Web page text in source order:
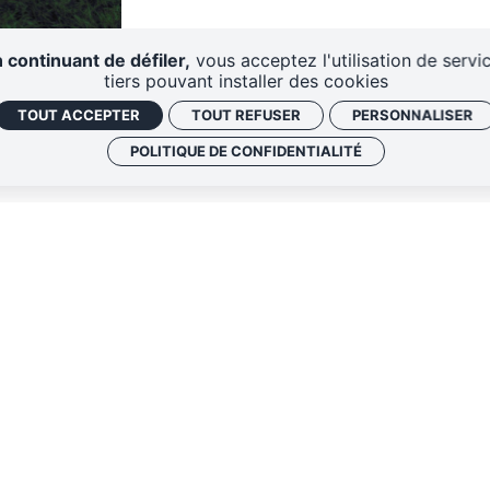
continuant de défiler, vous acceptez l'utilisation de
tiers pouvant installer des cookies
TOUT ACCEPTER TOUT REFUSER PERSONNALISER
POLITIQUE DE CONFIDENTIALITÉ